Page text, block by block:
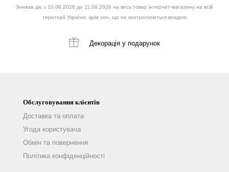
Знижка діє з 10.08.2026 до 11.08.2026 на весь товар інтернет-магазину на всій
території України, крім зон, що не контролюються владою
Декорація у подарунок
Обслуговування клієнтів
Доставка та оплата
Угода користувача
Обмін та повернення
Політика конфіденційності